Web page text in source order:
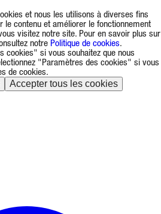
et nous les utilisons à diverses fins
le contenu et améliorer le fonctionnement
visitez notre site. Pour en savoir plus sur
notre Politique de cookies.
cookies" si vous souhaitez que nous
"Paramètres des cookies" si vous
de cookies.
Accepter tous les cookies